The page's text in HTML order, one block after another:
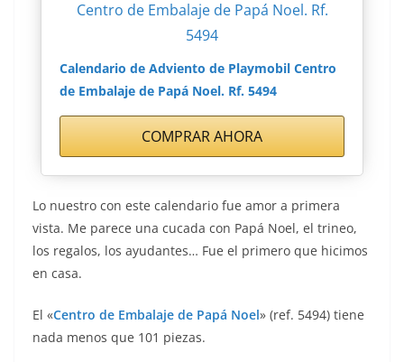
Calendario de Adviento de Playmobil Centro
de Embalaje de Papá Noel. Rf. 5494
COMPRAR AHORA
Lo nuestro con este calendario fue amor a primera
vista. Me parece una cucada con Papá Noel, el trineo,
los regalos, los ayudantes… Fue el primero que hicimos
en casa.
El «Centro de Embalaje de Papá Noel» (ref. 5494) tiene
nada menos que 101 piezas.